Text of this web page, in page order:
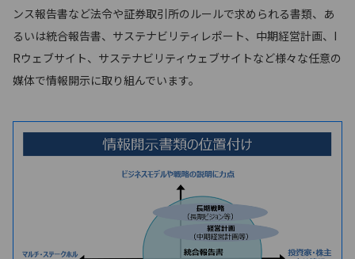
ンス報告書など法令や証券取引所のルールで求められる書類、あ
るいは統合報告書、サステナビリティレポート、中期経営計画、I
Rウェブサイト、サステナビリティウェブサイトなど様々な任意の
媒体で情報開示に取り組んでいます。